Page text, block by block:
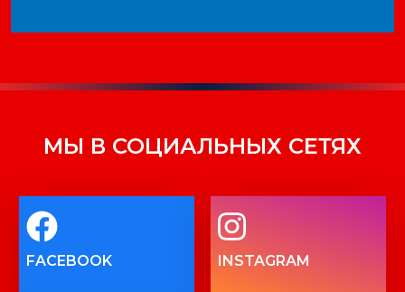
МЫ В СОЦИАЛЬНЫХ СЕТЯХ
FACEBOOK INSTAGRAM